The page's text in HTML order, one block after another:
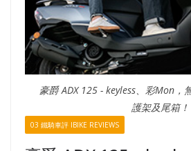
豪爵 ADX 125 - keyless、彩Mon，
護架及尾箱！
03 鐵騎車評 IBIKE REVIEWS